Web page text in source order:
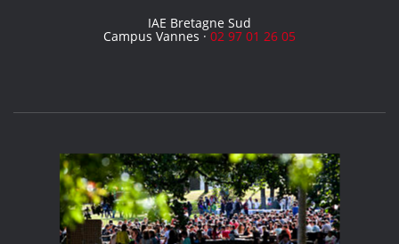
IAE Bretagne Sud
Campus Vannes ·02 97 01 26 05